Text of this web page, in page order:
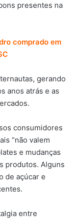
presentes na
comprado em
gerando
anos atrás e as
consumidores
“não valem
e mudanças
produtos. Alguns
de açúcar e
entre